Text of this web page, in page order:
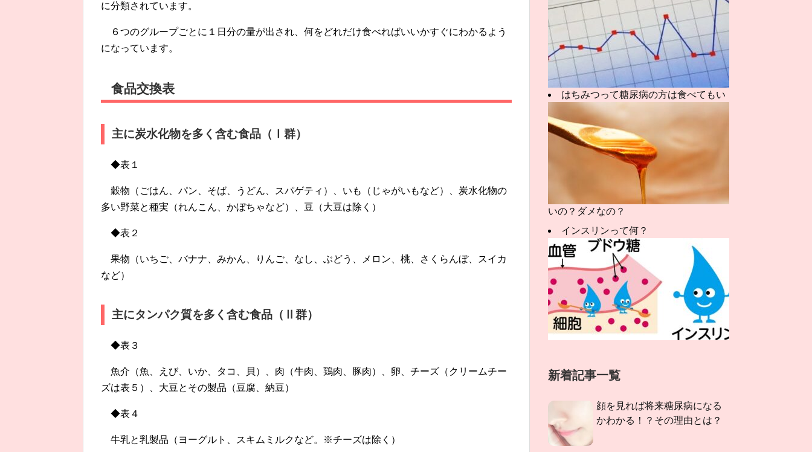
に分類されています。
６つのグループごとに１日分の量が出され、何をどれだけ食べればいいかすぐにわかるよう
になっています。
食品交換表
主に炭水化物を多く含む食品（Ⅰ群）
◆表１
穀物（ごはん、パン、そば、うどん、スパゲティ）、いも（じゃがいもなど）、炭水化物の
多い野菜と種実（れんこん、かぼちゃなど）、豆（大豆は除く）
◆表２
果物（いちご、バナナ、みかん、りんご、なし、ぶどう、メロン、桃、さくらんぼ、スイカ
など）
主にタンパク質を多く含む食品（Ⅱ群）
◆表３
魚介（魚、えび、いか、タコ、貝）、肉（牛肉、鶏肉、豚肉）、卵、チーズ（クリームチー
ズは表５）、大豆とその製品（豆腐、納豆）
◆表４
牛乳と乳製品（ヨーグルト、スキムミルクなど。※チーズは除く）
はちみつって糖尿病の方は食べてもい
いの？ダメなの？
インスリンって何？
新着記事一覧
顔を見れば将来糖尿病になる
かわかる！？その理由とは？